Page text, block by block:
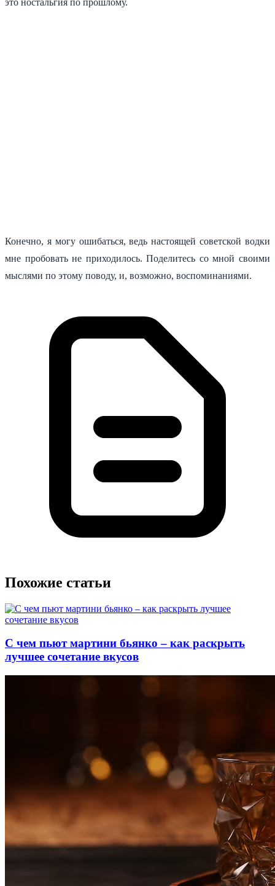
Конечно, я могу ошибаться, ведь настоящей советской водки
мне пробовать не приходилось. Поделитесь со мной своими
мыслями по этому поводу, и, возможно, воспоминаниями.
Похожие статьи
С чем пьют мартини бьянко – как раскрыть
лучшее сочетание вкусов